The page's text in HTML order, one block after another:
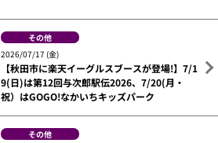
その他
2026/07/17 (金)
【秋田市に楽天イーグルスブースが登場!】7/1
9(日)は第12回与次郎駅伝2026、7/20(月・
祝）はGOGO!なかいちキッズパーク
その他